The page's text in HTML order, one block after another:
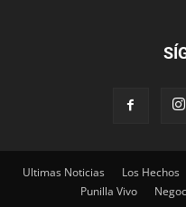
Ultimas Noticias Los Hechos
Punilla Vivo